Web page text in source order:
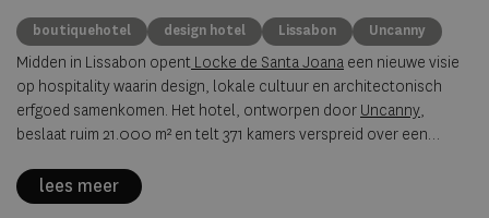
boutiquehotel design hotel Lissabon Uncanny
Midden in Lissabon opent Locke de Santa Joana een nieuwe visie
op hospitality waarin design, lokale cultuur en architectonisch
erfgoed samenkomen. Het hotel, ontworpen door Uncanny,
beslaat ruim 21.000 m² en telt 371 kamers verspreid over een
zorgvuldig in balans worden gebracht. Geen museale
reconstructie, maar een levendige interpretatie van de stad vormt
lees meer